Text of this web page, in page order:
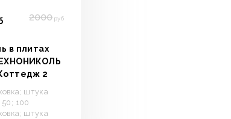
2000 руб
в плитах
2
штука
100
штука